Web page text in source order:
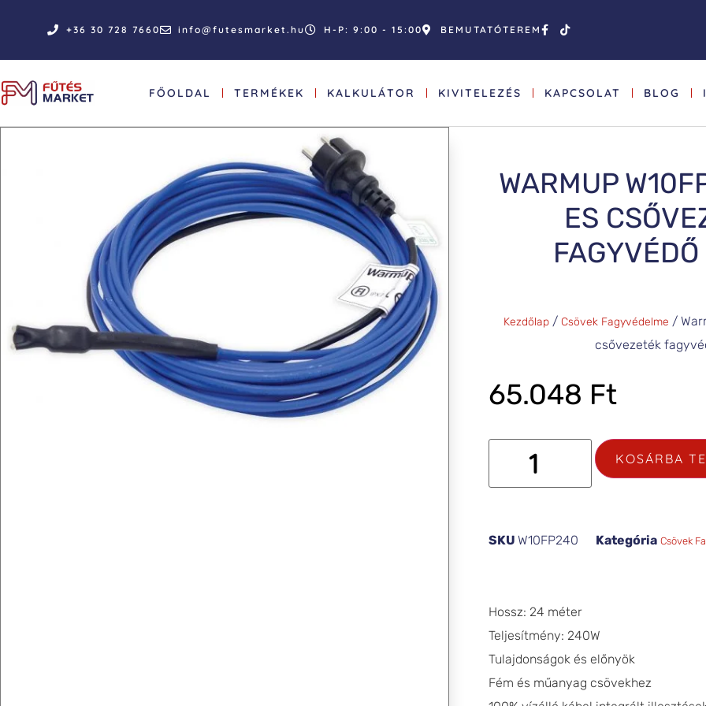
+36 30 728 7660 info@futesmarket.hu H-P: 9:00 - 15:00 BEMUTATÓTEREM
FŐOLDAL TERMÉKEK KALKULÁTOR KIVITELEZÉS KAPCSOLAT BLOG
WARMUP
ES
Kezdőlap / Csövek Fagyvédelme /
csővezeték
65.048 Ft
KOSÁRBA
SKU W10FP240 Kategória Csövek
Hossz: 24 méter
Teljesítmény: 240W
Tulajdonságok és előnyök
Fém és műanyag csövekhez